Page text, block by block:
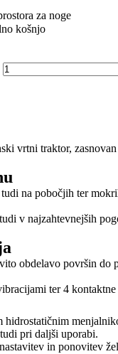
za noge
košnjo
traktor, zasnovan
na pobočjih ter
v najzahtevnejših
obdelavo površin
ter 4
pri daljši uporabi.
in ponovitev